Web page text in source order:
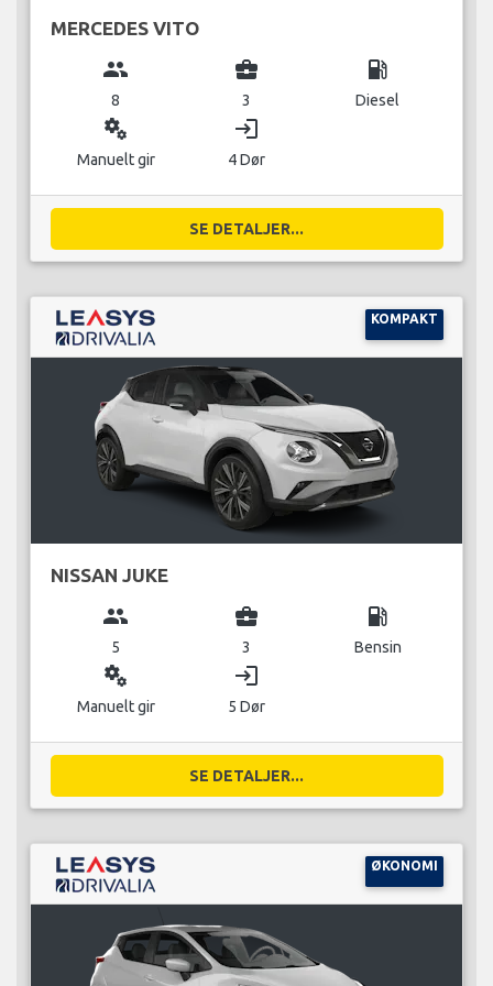
MERCEDES VITO
group
8
business_center
3
local_gas_station
Diesel
miscellaneous_services
Manuelt gir
login
4 Dør
SE DETALJER...
KOMPAKT
NISSAN JUKE
group
5
business_center
3
local_gas_station
Bensin
miscellaneous_services
Manuelt gir
login
5 Dør
SE DETALJER...
ØKONOMI